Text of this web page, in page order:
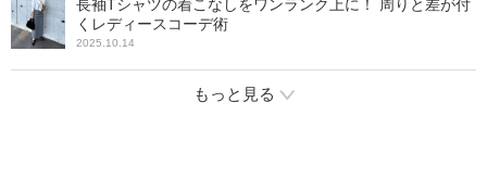
長袖Tシャツの着こなしをワンランク上に！ 周りと差が付
くレディースコーデ術
2025.10.14
もっと見る